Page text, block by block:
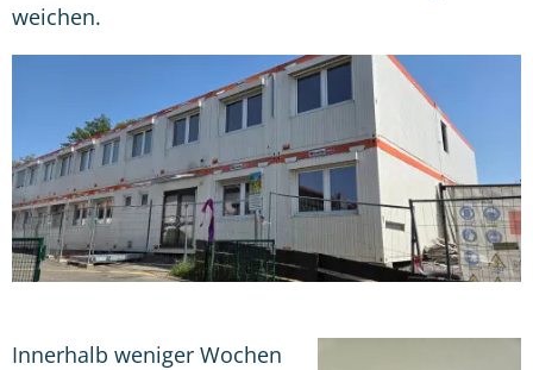
weichen.
Innerhalb weniger Wochen